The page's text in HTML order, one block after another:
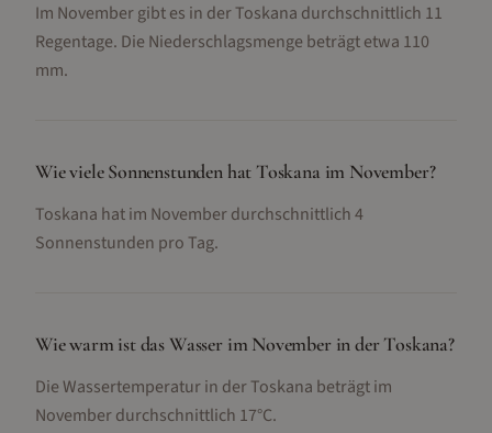
Im November gibt es in der Toskana durchschnittlich 11
Regentage. Die Niederschlagsmenge beträgt etwa 110
mm.
Wie viele Sonnenstunden hat Toskana im November?
Toskana hat im November durchschnittlich 4
Sonnenstunden pro Tag.
Wie warm ist das Wasser im November in der Toskana?
Die Wassertemperatur in der Toskana beträgt im
November durchschnittlich 17°C.